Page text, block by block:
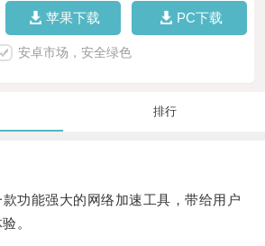
苹果下载 PC下载
安卓市场，安全绿色
排行
能强大的网络加速工具，带给用户
。